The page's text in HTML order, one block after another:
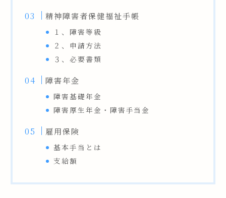
精神障害者保健福祉手帳
１、障害等級
２、申請方法
３、必要書類
障害年金
障害基礎年金
障害厚生年金・障害手当金
雇用保険
基本手当とは
支給額